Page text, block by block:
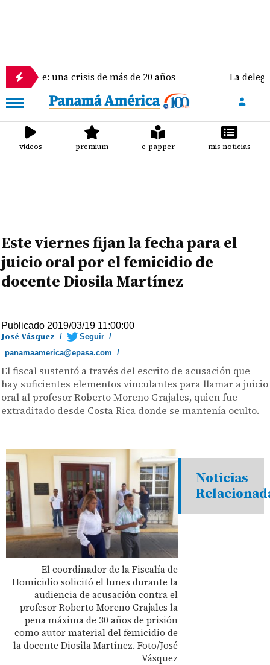
crisis de más de 20 años La delegación de
videos premium e-papper mis noticias
Este viernes fijan la fecha para el
juicio oral por el femicidio de
docente Diosila Martínez
Publicado 2019/03/19 11:00:00
José Vásquez / Seguir /
panamaamerica@epasa.com /
El fiscal sustentó a través del escrito de acusación que
hay suficientes elementos vinculantes para llamar a juicio
oral al profesor Roberto Moreno Grajales, quien fue
extraditado desde Costa Rica donde se mantenía oculto.
El coordinador de la Fiscalía de
Homicidio solicitó el lunes durante la
audiencia de acusación contra el
profesor Roberto Moreno Grajales la
pena máxima de 30 años de prisión
como autor material del femicidio de
la docente Diosila Martínez. Foto/José
Vásquez
Noticias